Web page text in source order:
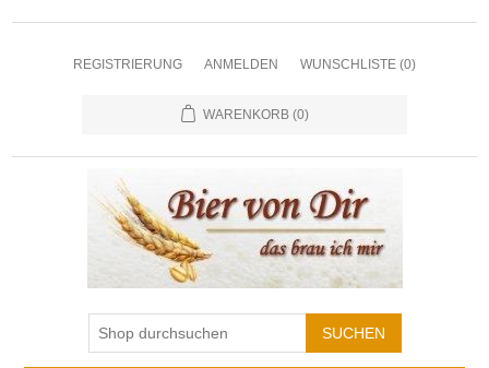
REGISTRIERUNG ANMELDEN WUNSCHLISTE (0)
WARENKORB (0)